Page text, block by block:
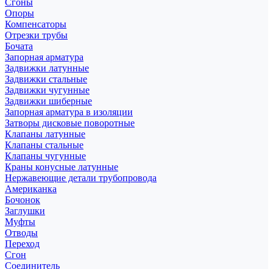
Сгоны
Опоры
Компенсаторы
Отрезки трубы
Бочата
Запорная арматура
Задвижки латунные
Задвижки стальные
Задвижки чугунные
Задвижки шиберные
Запорная арматура в изоляции
Затворы дисковые поворотные
Клапаны латунные
Клапаны стальные
Клапаны чугунные
Краны конусные латунные
Нержавеющие детали трубопровода
Американка
Бочонок
Заглушки
Муфты
Отводы
Переход
Сгон
Соединитель